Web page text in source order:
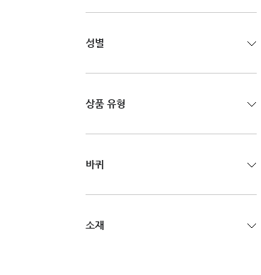
성별
상품 유형
바퀴
소재